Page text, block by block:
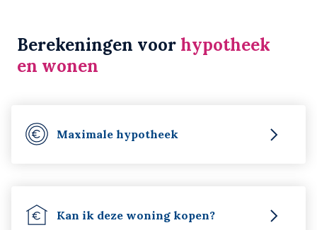
Berekeningen voor hypotheek
en wonen
Maximale hypotheek
Kan ik deze woning kopen?